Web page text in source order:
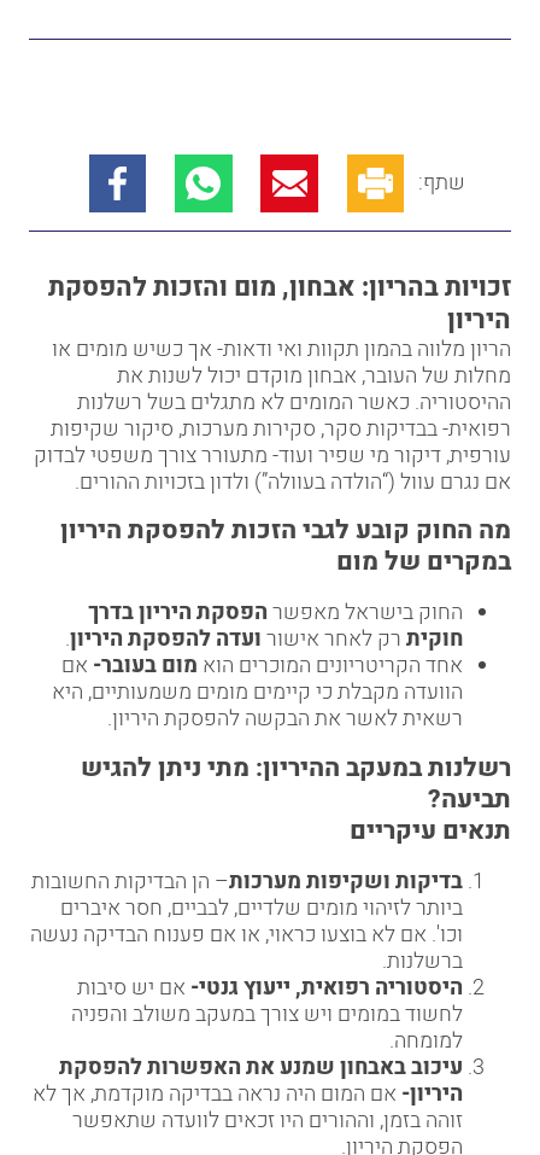
שתף:
זכויות בהריון: אבחון, מום והזכות להפסקת
היריון
הריון מלווה בהמון תקוות ואי ודאות- אך כשיש מומים או
מחלות של העובר, אבחון מוקדם יכול לשנות את
ההיסטוריה. כאשר המומים לא מתגלים בשל רשלנות
רפואית- בבדיקות סקר, סקירות מערכות, סיקור שקיפות
עורפית, דיקור מי שפיר ועוד- מתעורר צורך משפטי לבדוק
אם נגרם עוול (“הולדה בעוולה”) ולדון בזכויות ההורים.
מה החוק קובע לגבי הזכות להפסקת היריון
במקרים של מום
החוק בישראל מאפשרהפסקת היריון בדרך
חוקיתרק לאחר אישורועדה להפסקת היריון.
אחד הקריטריונים המוכרים הוא מום בעובר- אם
הוועדה מקבלת כי קיימים מומים משמעותיים, היא
רשאית לאשר את הבקשה להפסקת היריון.
רשלנות במעקב ההיריון: מתי ניתן להגיש
תביעה?
תנאים עיקריים
בדיקות ושקיפות מערכות– הן הבדיקות החשובות
ביותר לזיהוי מומים שלדיים, לבביים, חסר איברים
וכו'. אם לא בוצעו כראוי, או אם פענוח הבדיקה נעשה
ברשלנות.
היסטוריה רפואית, ייעוץ גנטי- אם יש סיבות
לחשוד במומים ויש צורך במעקב משולב והפניה
למומחה.
עיכוב באבחון שמנע את האפשרות להפסקת
היריון- אם המום היה נראה בבדיקה מוקדמת, אך לא
זוהה בזמן, וההורים היו זכאים לוועדה שתאפשר
הפסקת היריון.